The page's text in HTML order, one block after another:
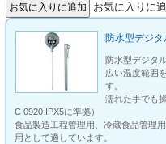
お気に入りに
防水型デジ
防水型デジタ
広い温度範囲
す。
濡れた手でも
C 0920 IPX5に準拠）
食品製造工程管理用、冷蔵食品管理
用として適しています。